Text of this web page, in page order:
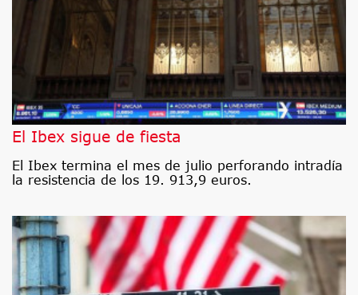
El Ibex sigue de fiesta
El Ibex termina el mes de julio perforando intradía
la resistencia de los 19. 913,9 euros.